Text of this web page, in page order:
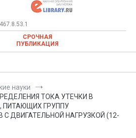
научных статей в
научном журнале
— публикация научных статей в
научном журнале
СРОЧНАЯ
ПУБЛИКАЦИЯ
науки
ТОКА УТЕЧКИ В
ПИТАЮЩИХ ГРУППУ
ДВИГАТЕЛЬНОЙ НАГРУЗКОЙ (12-